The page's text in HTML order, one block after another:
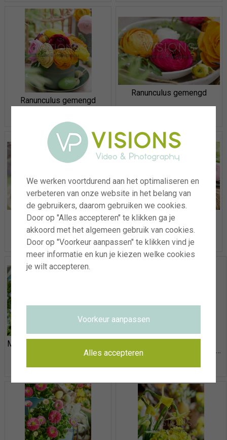
Ranunculus gemengd
Ranunculus gemengd
Ranunculus gemengd Ranunculus gemengd
Myosotis en Bellis met pasen
We werken voortdurend aan het optimaliseren en
verbeteren van onze website in het belang van
de gebruikers, daarom gebruiken we cookies.
Door op "Alles accepteren" te klikken ga je
akkoord met het algemeen gebruik van cookies.
Door op "Voorkeur aanpassen" te klikken vind je
meer informatie en kun je kiezen welke cookies
je wilt accepteren.
Voorkeur aanpassen
Alles accepteren